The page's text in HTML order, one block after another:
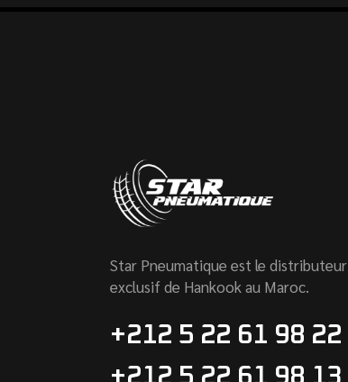
Star Pneumatique est le distributeur
exclusif de Hankook au Maroc.
+212 5 22 61 98 22